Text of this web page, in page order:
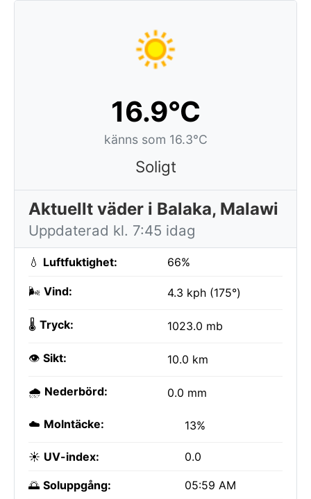
16.9°C
känns som 16.3°C
Soligt
Aktuellt väder i Balaka, Malawi
Uppdaterad kl. 7:45 idag
💧 Luftfuktighet: 66%
🌬️ Vind: 4.3 kph (175°)
🌡️ Tryck: 1023.0 mb
👁️ Sikt: 10.0 km
🌧️ Nederbörd: 0.0 mm
☁️ Molntäcke: 13%
☀️ UV-index: 0.0
🌅 Soluppgång: 05:59 AM